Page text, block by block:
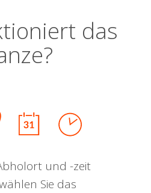
das
und -zeit
Sie das